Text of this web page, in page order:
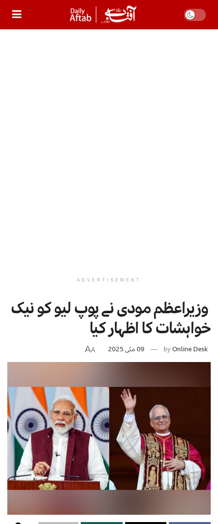
ADVERTISEMENT
وزیراعظم مودی نے پوپ لیو کو نیک
خواہشات کا اظہار کیا
byOnline Desk 09 مئی 2025 A
A